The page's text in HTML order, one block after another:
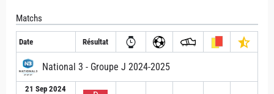
Matchs
Date Résultat
National 3 - Groupe J 2024-2025
21 Sep 2024